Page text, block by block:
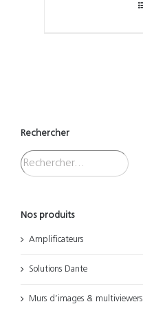
Rechercher
Nos produits
Amplificateurs
Solutions Dante
Murs d’images & multiviewers